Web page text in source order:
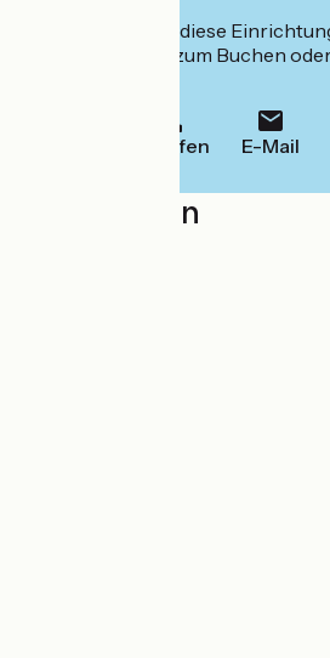
Interessiert Sie diese
deren Website zum Buchen
Anrufen E-Mail
Localisation